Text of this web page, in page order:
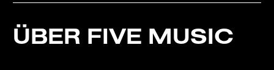
ÜBER FIVE MUSIC